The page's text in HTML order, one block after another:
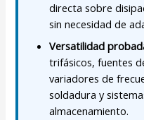
directa sobre
sin necesidad de
Versatilidad
trifásicos, fuentes
variadores de
soldadura y
almacenamiento.